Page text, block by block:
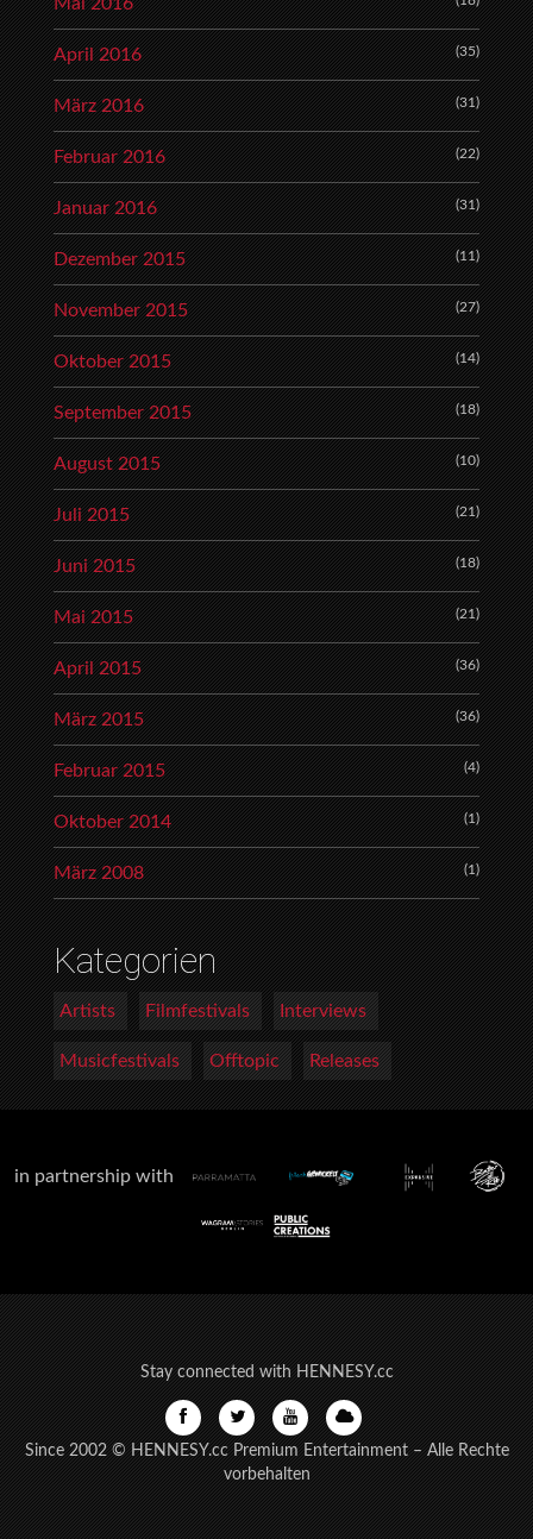
Mai 2016
April 2016 (35)
März 2016 (31)
Februar 2016 (22)
Januar 2016 (31)
Dezember 2015 (11)
November 2015 (27)
Oktober 2015 (14)
September 2015 (18)
August 2015 (10)
Juli 2015 (21)
Juni 2015 (18)
Mai 2015 (21)
April 2015 (36)
März 2015 (36)
Februar 2015 (4)
Oktober 2014 (1)
März 2008 (1)
Kategorien
Artists Filmfestivals Interviews
Musicfestivals Offtopic Releases
in partnership with
Stay connected with HENNESY.cc
Since 2002 © HENNESY.cc Premium Entertainment – Alle Rechte
vorbehalten